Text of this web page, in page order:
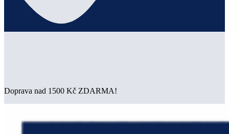
Doprava nad 1500 Kč ZDARMA!